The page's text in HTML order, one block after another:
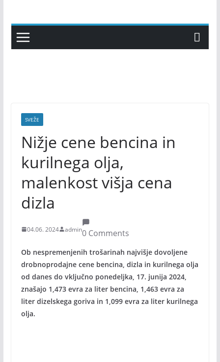
content
SVEŽE
Nižje cene bencina in
kurilnega olja,
malenkost višja cena
dizla
04.06. 2024 admin0 Comments
Ob nespremenjenih trošarinah najvišje dovoljene
drobnoprodajne cene bencina, dizla in kurilnega olja
od danes do vključno ponedeljka, 17. junija 2024,
znašajo 1,473 evra za liter bencina, 1,463 evra za
liter dizelskega goriva in 1,099 evra za liter kurilnega
olja.